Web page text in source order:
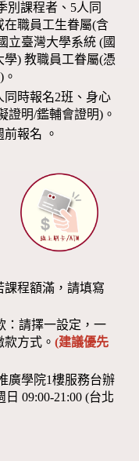
別課程者、5人同
在職員工生眷屬(含
立臺灣大學系統 (國
) 教職員工眷屬(憑
同時報名2班、身心
證明/鑑輔會證明)。
前報名 。
程額滿，請填寫
：請擇一設定，一
款方式。(建議優先
廣學院1樓服務台辦
09:00-21:00 (台北